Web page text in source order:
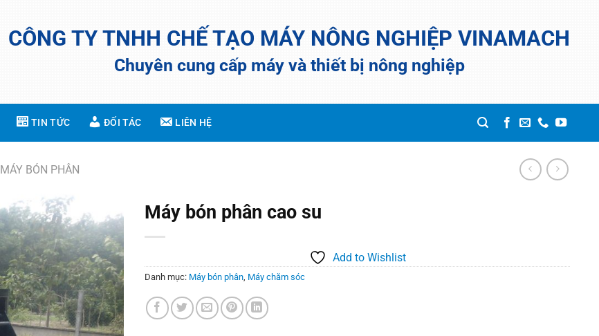
CÔNG TY TNHH CHẾ TẠO MÁY NÔNG NGHIỆP VINAMACH
Chuyên cung cấp máy và thiết bị nông nghiệp
TIN TỨC ĐỐI TÁC LIÊN HỆ
MÁY BÓN PHÂN
Add to
Wishlist
Máy bón phân cao su
Add to Wishlist
Danh mục: Máy bón phân, Máy chăm sóc